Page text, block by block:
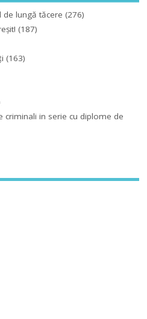
lungă tăcere (276)
(187)
(163)
criminali in serie cu diplome de